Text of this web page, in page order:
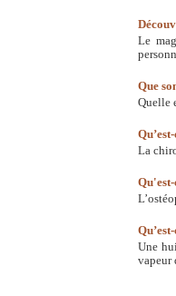
Le
Que
Quelle
La
Une
vapeur